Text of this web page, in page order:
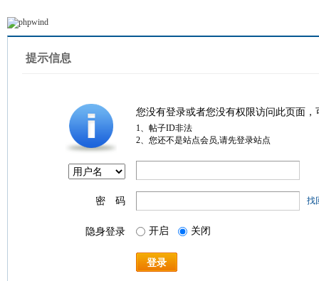
提示信息
您没有登录或者您没有权限访问此页面
1、帖子ID非法
2、您还不是站点会员,请先登录站点
密 码 找
隐身登录 开启 关闭
登录